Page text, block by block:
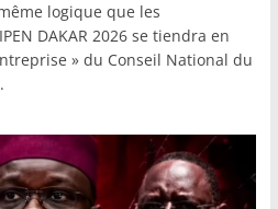
logique que les
DAKAR 2026 se tiendra en
» du Conseil National du